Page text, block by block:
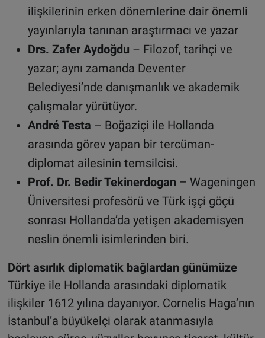
ilişkilerinin erken dönemlerine dair önemli
yayınlarıyla tanınan araştırmacı ve yazar
Drs. Zafer Aydoğdu – Filozof, tarihçi ve
yazar; aynı zamanda Deventer
Belediyesi’nde danışmanlık ve akademik
çalışmalar yürütüyor.
André Testa – Boğaziçi ile Hollanda
arasında görev yapan bir tercüman-
diplomat ailesinin temsilcisi.
Prof. Dr. Bedir Tekinerdogan – Wageningen
Üniversitesi profesörü ve Türk işçi göçü
sonrası Hollanda’da yetişen akademisyen
neslin önemli isimlerinden biri.
Dört asırlık diplomatik bağlardan günümüze
Türkiye ile Hollanda arasındaki diplomatik
ilişkiler 1612 yılına dayanıyor. Cornelis Haga’nın
İstanbul’a büyükelçi olarak atanmasıyla